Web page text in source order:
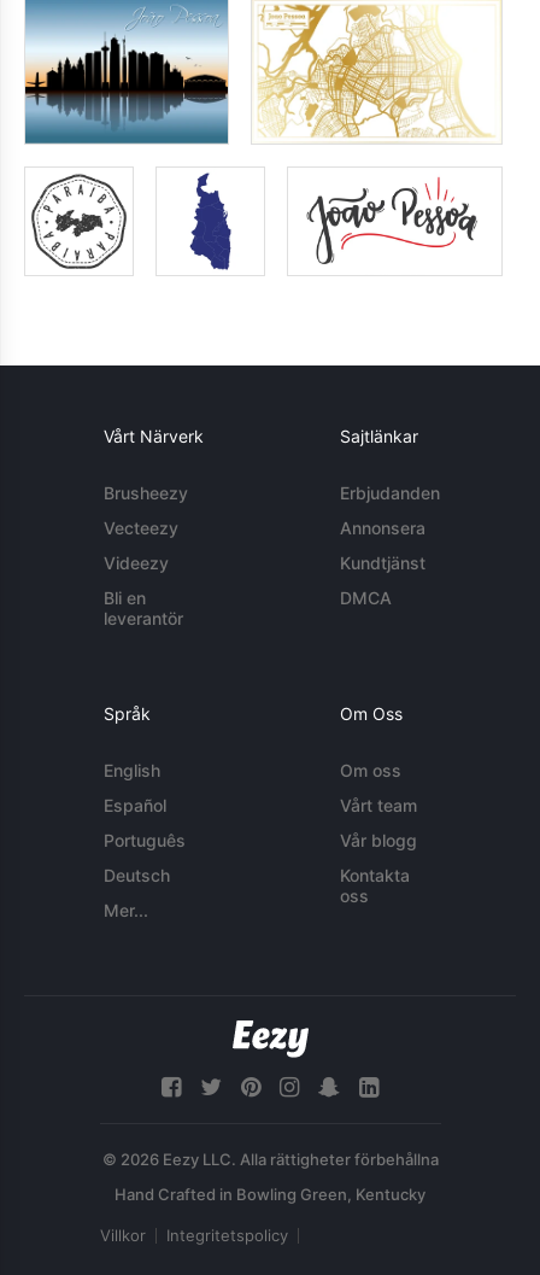
Vårt Närverk
Brusheezy
Vecteezy
Videezy
Bli en
leverantör
Sajtlänkar
Erbjudanden
Annonsera
Kundtjänst
DMCA
Språk
English
Español
Português
Deutsch
Mer...
Om Oss
Om oss
Vårt team
Vår blogg
Kontakta
oss
© 2026 Eezy LLC. Alla rättigheter förbehållna
Villkor Integritetspolicy